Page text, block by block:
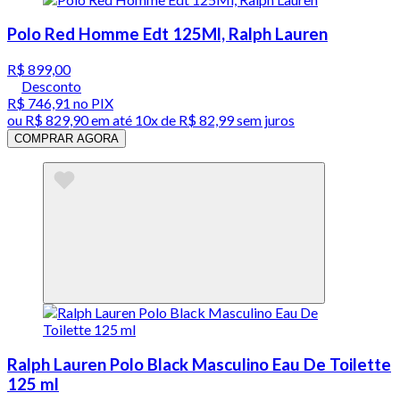
Polo Red Homme Edt 125Ml, Ralph Lauren
R$ 899,00
Desconto
R$ 746,91 no PIX
ou R$ 829,90em até 10x de R$ 82,99 sem juros
COMPRAR AGORA
Ralph Lauren Polo Black Masculino Eau De Toilette
125 ml